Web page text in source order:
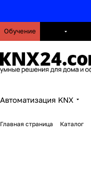
Обучение
Автоматизация KNX
Главная страница Каталог